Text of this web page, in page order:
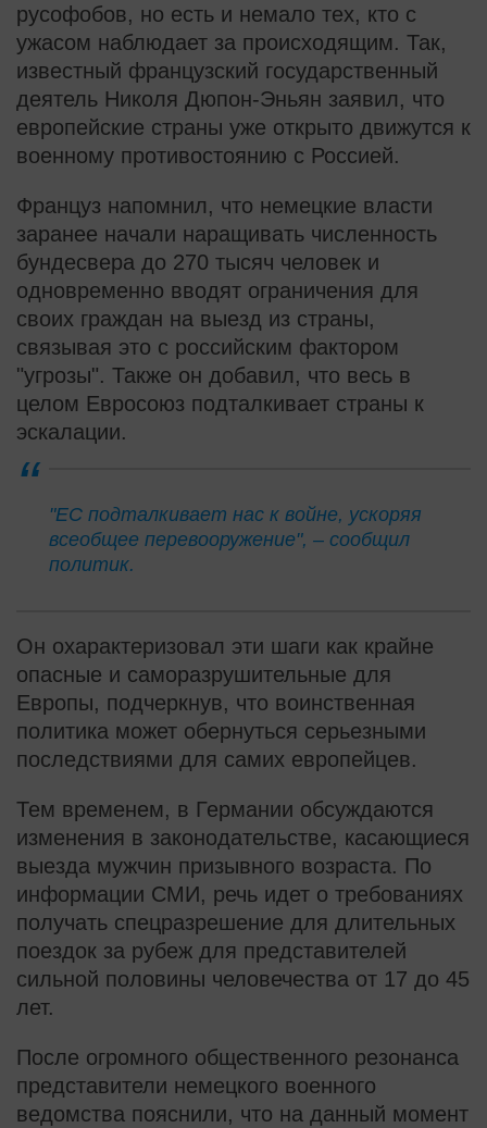
русофобов, но есть и немало тех, кто с
ужасом наблюдает за происходящим. Так,
известный французский государственный
деятель Николя Дюпон-Эньян заявил, что
европейские страны уже открыто движутся к
военному противостоянию с Россией.
Француз напомнил, что немецкие власти
заранее начали наращивать численность
бундесвера до 270 тысяч человек и
одновременно вводят ограничения для
своих граждан на выезд из страны,
связывая это с российским фактором
"угрозы". Также он добавил, что весь в
целом Евросоюз подталкивает страны к
эскалации.
"ЕС подталкивает нас к войне, ускоряя
всеобщее перевооружение", – сообщил
политик.
Он охарактеризовал эти шаги как крайне
опасные и саморазрушительные для
Европы, подчеркнув, что воинственная
политика может обернуться серьезными
последствиями для самих европейцев.
Тем временем, в Германии обсуждаются
изменения в законодательстве, касающиеся
выезда мужчин призывного возраста. По
информации СМИ, речь идет о требованиях
получать спецразрешение для длительных
поездок за рубеж для представителей
сильной половины человечества от 17 до 45
лет.
После огромного общественного резонанса
представители немецкого военного
ведомства пояснили, что на данный момент